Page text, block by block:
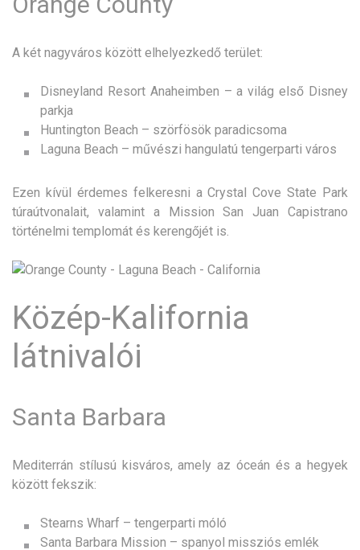
A két nagyváros között elhelyezkedő terület:
Disneyland Resort Anaheimben – a világ első Disney
parkja
Huntington Beach – szörfösök paradicsoma
Laguna Beach – művészi hangulatú tengerparti város
Ezen kívül érdemes felkeresni a Crystal Cove State Park
túraútvonalait, valamint a Mission San Juan Capistrano
történelmi templomát és kerengőjét is.
Közép-Kalifornia
látnivalói
Santa Barbara
Mediterrán stílusú kisváros, amely az óceán és a hegyek
között fekszik:
Stearns Wharf – tengerparti móló
Santa Barbara Mission – spanyol missziós emlék